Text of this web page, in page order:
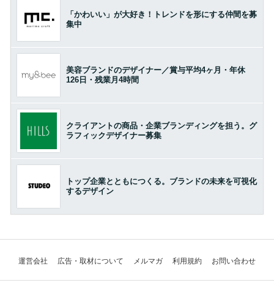
「かわいい」が大好き！トレンドを形にする仲間を募
集中
美容ブランドのデザイナー／賞与平均4ヶ月・年休
126日・残業月4時間
クライアントの商品・企業ブランディングを担う。グ
ラフィックデザイナー募集
トップ企業とともにつくる。ブランドの未来を可視化
するデザイン
運営会社 広告・取材について メルマガ 利用規約 お問い合わせ